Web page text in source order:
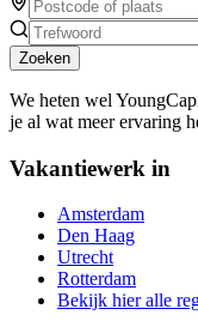
Zoeken
We heten wel
je al wat meer ervaring
Vakantiewerk in
Amsterdam
Den Haag
Utrecht
Rotterdam
Bekijk hier alle